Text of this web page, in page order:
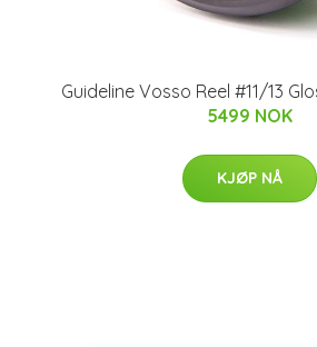
Guideline Vosso Reel #11/13
5499 NOK
KJØP NÅ